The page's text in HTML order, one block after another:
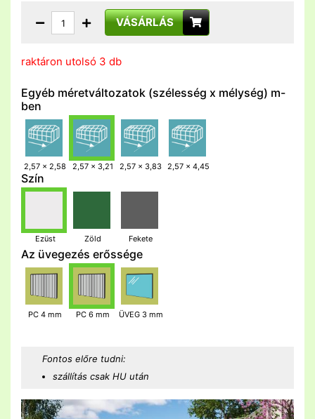
VÁSÁRLÁS
raktáron utolsó 3 db
Egyéb méretváltozatok (szélesség x mélység) m-
ben
2,57 x 2,58 2,57 x 3,21 2,57 x 3,83 2,57 x 4,45
Szín
Ezüst Zöld Fekete
Az üvegezés erőssége
PC 4 mm PC 6 mm ÜVEG 3 mm
Fontos előre tudni:
szállítás csak HU után